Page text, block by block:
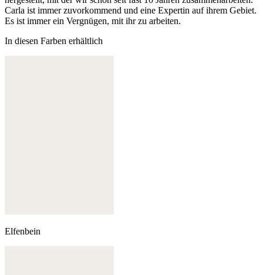
Carla ist immer zuvorkommend und eine Expertin auf ihrem Gebiet.
Es ist immer ein Vergnügen, mit ihr zu arbeiten.
In diesen Farben erhältlich
Elfenbein